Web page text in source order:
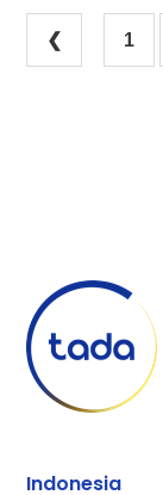
❮ 1
Indonesia